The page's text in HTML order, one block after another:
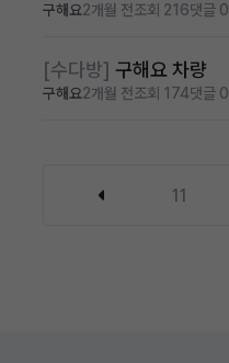
구해요2개월 전조회 216댓글 0
[수다방] 구해요 차량
구해요2개월 전조회 174댓글 0
11